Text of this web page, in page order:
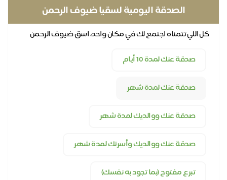
اليومية لسقيا ضيوف الرحمن
اجتمع لك في مكان واحد، اسق ضيوف الرحمن
لمدة 10 أيام
عنك لمدة شهر
عنك ووالديك لمدة شهر
عنك ووالديك وأسرتك لمدة شهر
(بما تجود به نفسك)